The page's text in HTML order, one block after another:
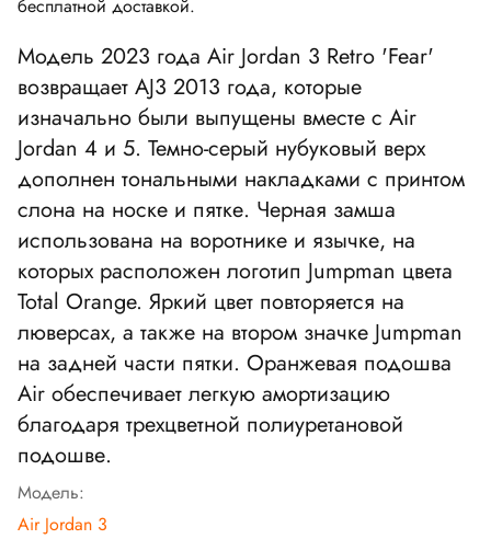
бесплатной доставкой.
Модель 2023 года Air Jordan 3 Retro 'Fear'
возвращает AJ3 2013 года, которые
изначально были выпущены вместе с Air
Jordan 4 и 5. Темно-серый нубуковый верх
дополнен тональными накладками с принтом
слона на носке и пятке. Черная замша
использована на воротнике и язычке, на
которых расположен логотип Jumpman цвета
Total Orange. Яркий цвет повторяется на
люверсах, а также на втором значке Jumpman
на задней части пятки. Оранжевая подошва
Air обеспечивает легкую амортизацию
благодаря трехцветной полиуретановой
подошве.
Модель:
Air Jordan 3